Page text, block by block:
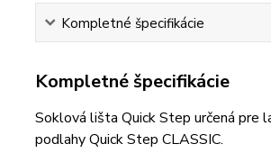
Kompletné špecifikácie
Kompletné špecifikácie
Soklová lišta Quick Step určená pre
podlahy Quick Step CLASSIC.